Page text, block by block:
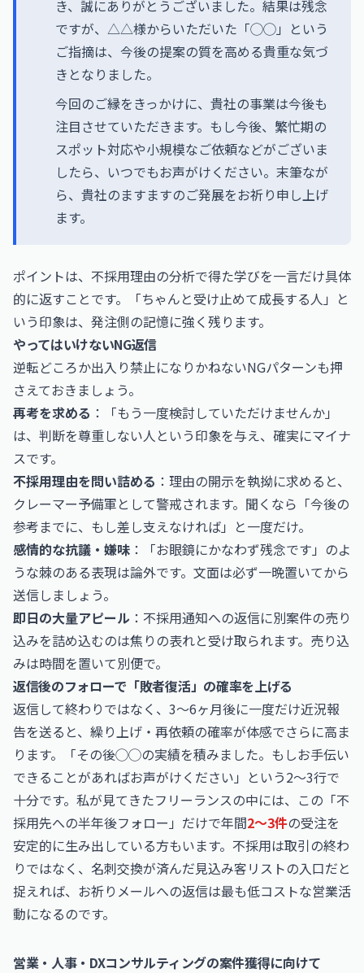
き、誠にありがとうございました。結果は残念
ですが、△△様からいただいた「◯◯」という
ご指摘は、今後の提案の質を高める貴重な気づ
きとなりました。
今回のご縁をきっかけに、貴社の事業は今後も
注目させていただきます。もし今後、繁忙期の
スポット対応や小規模なご依頼などがございま
したら、いつでもお声がけください。末筆なが
ら、貴社のますますのご発展をお祈り申し上げ
ます。
ポイントは、不採用理由の分析で得た学びを一言だけ具体
的に返すことです。「ちゃんと受け止めて成長する人」と
いう印象は、発注側の記憶に強く残ります。
やってはいけないNG返信
逆転どころか出入り禁止になりかねないNGパターンも押
さえておきましょう。
再考を求める ：「もう一度検討していただけませんか」
は、判断を尊重しない人という印象を与え、確実にマイナ
スです。
不採用理由を問い詰める ：理由の開示を執拗に求めると、
クレーマー予備軍として警戒されます。聞くなら「今後の
参考までに、もし差し支えなければ」と一度だけ。
感情的な抗議・嫌味 ：「お眼鏡にかなわず残念です」のよ
うな棘のある表現は論外です。文面は必ず一晩置いてから
送信しましょう。
即日の大量アピール ：不採用通知への返信に別案件の売り
込みを詰め込むのは焦りの表れと受け取られます。売り込
みは時間を置いて別便で。
返信後のフォローで「敗者復活」の確率を上げる
返信して終わりではなく、3〜6ヶ月後に一度だけ近況報
告を送ると、繰り上げ・再依頼の確率が体感でさらに高ま
ります。「その後◯◯の実績を積みました。もしお手伝い
できることがあればお声がけください」という2〜3行で
十分です。私が見てきたフリーランスの中には、この「不
採用先への半年後フォロー」だけで年間2〜3件の受注を
安定的に生み出している方もいます。不採用は取引の終わ
りではなく、名刺交換が済んだ見込み客リストの入口だと
捉えれば、お祈りメールへの返信は最も低コストな営業活
動になるのです。
営業・人事・DXコンサルティングの案件獲得に向けて